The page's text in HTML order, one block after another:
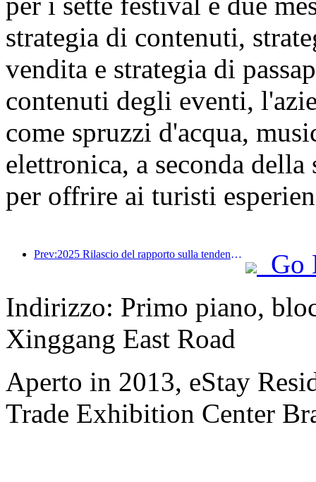
strategia di contenuti,
vendita e strategia di
contenuti degli eventi,
come spruzzi d'acqua,
elettronica, a seconda
per offrire ai turisti
Prev:2025 Rilascio del rapporto sulla tendenza dei viaggi estivi: base di clienti genitore-figlio per oltre il 60%
Go
Indirizzo: Primo piano,
Xinggang East Road
Aperto in 2013, eStay
Trade Exhibition Center